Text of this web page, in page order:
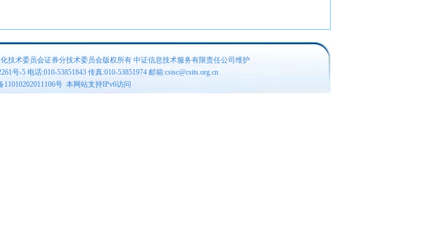
技术委员会证券分技术委员会版权所有 中证信息技术服务有限责任公司维护
号-5电话:010-53851843 传真:010-53851974 邮箱:csisc@csits.org.cn
号本网站支持IPv6访问